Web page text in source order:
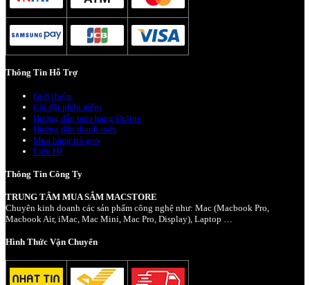
Thông Tin Hỗ Trợ
Giới thiệu
Cài đặt phần mềm
Hướng dẫn mua hàng Online
Hướng dẫn thanh toán
Mua hàng trả góp
Liên Hệ
Thông Tin Công Ty
TRUNG TÂM MUA SẮM MACSTORE
Chuyên kinh doanh các sản phẩm công nghệ như: Mac (Macbook Pro,
Macbook Air, iMac, Mac Mini, Mac Pro, Display), Laptop …
Hình Thức Vận Chuyển